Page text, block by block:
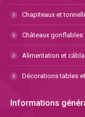
Chapiteaux et
Châteaux
Alimentation et
Décorations tables
Informations